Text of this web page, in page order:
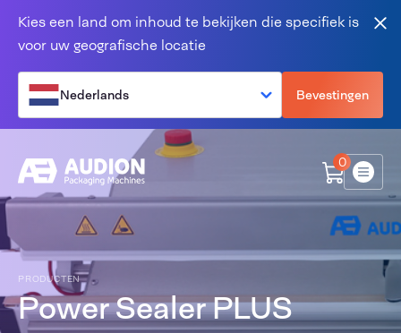
Kies een land om inhoud te bekijken die specifiek is
voor uw geografische locatie
Nederlands Bevestingen
0
Menu
PRODUCTEN
Power Sealer PLUS